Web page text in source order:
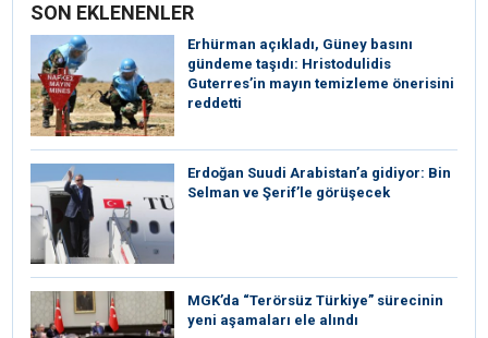
SON EKLENENLER
Erhürman açıkladı, Güney basını
gündeme taşıdı: Hristodulidis
Guterres’in mayın temizleme önerisini
reddetti
Erdoğan Suudi Arabistan’a gidiyor: Bin
Selman ve Şerif’le görüşecek
MGK’da “Terörsüz Türkiye” sürecinin
yeni aşamaları ele alındı